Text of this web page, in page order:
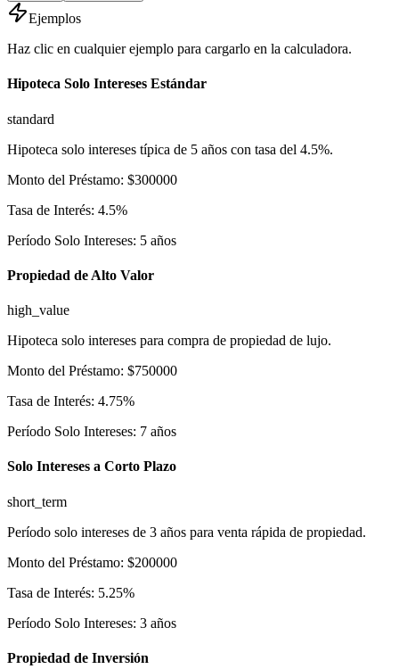
Ejemplos
Haz clic en cualquier ejemplo para cargarlo en la calculadora.
Hipoteca Solo Intereses Estándar
standard
Hipoteca solo intereses típica de 5 años con tasa del 4.5%.
Monto del Préstamo: $300000
Tasa de Interés: 4.5%
Período Solo Intereses: 5 años
Propiedad de Alto Valor
high_value
Hipoteca solo intereses para compra de propiedad de lujo.
Monto del Préstamo: $750000
Tasa de Interés: 4.75%
Período Solo Intereses: 7 años
Solo Intereses a Corto Plazo
short_term
Período solo intereses de 3 años para venta rápida de propiedad.
Monto del Préstamo: $200000
Tasa de Interés: 5.25%
Período Solo Intereses: 3 años
Propiedad de Inversión